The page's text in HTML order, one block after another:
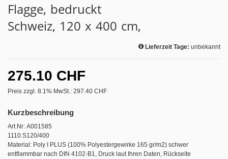
Flagge, bedruckt
Schweiz, 120 x 400 cm,
Lieferzeit Tage: unbekannt
275.10 CHF
Preis zzgl. 8.1% MwSt.: 297.40 CHF
Kurzbeschreibung
Art.Nr: A001585
1110.S120/400
Material: Poly I PLUS (100% Polyestergewirke 165 gr/m2) schwer
entflammbar nach DIN 4102-B1, Druck laut Ihren Daten, Rückseite